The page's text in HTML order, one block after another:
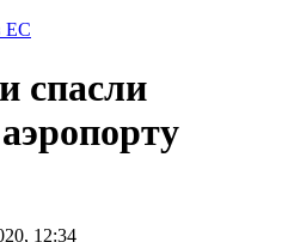
ЕС
спасли
12:34